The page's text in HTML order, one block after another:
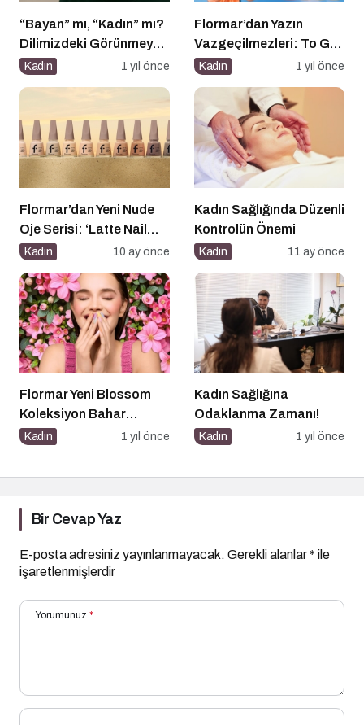
“Bayan” mı, “Kadın” mı?
Dilimizdeki Görünmeyen
Cinsiyet Ayrımı
Kadın 1 yıl önce
Flormar’dan Yazın
Vazgeçilmezleri: To Go
Blush & To Go Bronzer
Kadın 1 yıl önce
Flormar’dan Yeni Nude
Oje Serisi: ‘Latte Nail
Enamel’ ile Zamansız
Tırnaklarında!
Kadın 10 ay önce
Kadın Sağlığında Düzenli
Kontrolün Önemi
Kadın 11 ay önce
Flormar Yeni Blossom
Koleksiyon Bahar
Çiceklerinin Enerjisiyle
Kadın 1 yıl önce
Kadın Sağlığına
Odaklanma Zamanı!
Kadın 1 yıl önce
Bir Cevap Yaz
E-posta adresiniz yayınlanmayacak. Gerekli alanlar* ile
işaretlenmişlerdir
Yorumunuz *